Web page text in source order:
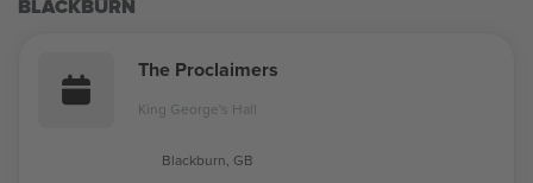
BLACKBURN
The Proclaimers
King George's Hall
Blackburn, GB